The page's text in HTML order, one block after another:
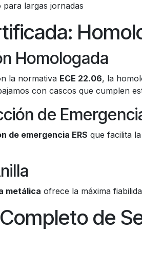
largas jornadas
Homologada
la normativa ECE 22.06, la
con cascos que cumplen
de
de emergencia ERS que facilita
metálica ofrece la máxima
de